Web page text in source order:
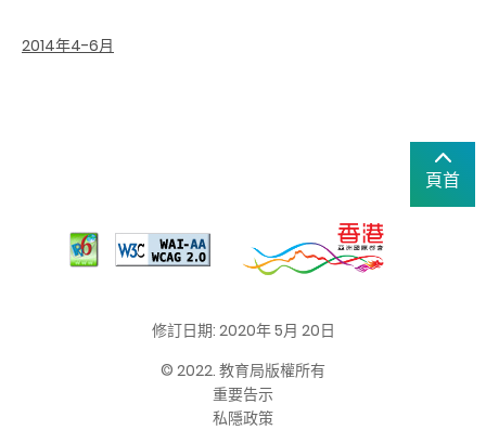
2014年4-6月
頁首
修訂日期: 2020年 5月 20日
© 2022. 教育局版權所有
重要告示
私隱政策